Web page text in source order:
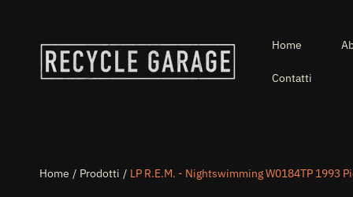
Home
Contatti
Home Prodotti LP R.E.M. - Nightswimming W0184TP 1993